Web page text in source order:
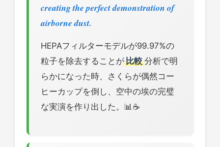
creating the perfect demonstration of
airborne dust.
HEPAフィルターモデルが99.97%の
粒子を除去することが比較分析で明
らかになった時、さくらが偶然コー
ヒーカップを倒し、空中の埃の完璧
な実演を作り出した。📊☕